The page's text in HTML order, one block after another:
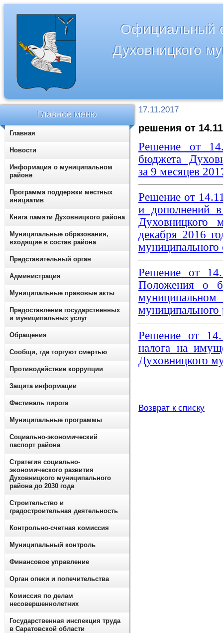
Официальный
Духовницкого
17.11.2017
решения от
Решение от
бюджета
за 9 месяцев
Решение от
и дополнений
Духовницкого
декабря 2016
муниципального
Решение от
Положения о
муниципального
Решение от
налога на
Духовницкого
Возврат к списку
Главное меню
Главная
Новости
Информация о муниципальном
районе
Программа поддержки местных
инициатив
Книга памяти Духовницкого района
Муниципальные образования,
входящие в состав района
Представительный орган
Администрация
Муниципальные правовые акты
Предоставление государственных
и муниципальных услуг
Обращения
Сообщи, где торгуют смертью
Противодействие коррупции
Защита информации
Фестиваль пирога
Муниципальные программы
Социально-экономический
паспорт района
Стратегия социально-
экономического развития
Духовницкого муниципального
района до 2030 года
Строительство и
градостроительная деятельность
Контрольно-счетная комиссия
Муниципальный контроль
Финансовое управление
Орган опеки и попечительства
Комиссия по делам
несовершеннолетних
Государственная инспекция труда
в Саратовской области